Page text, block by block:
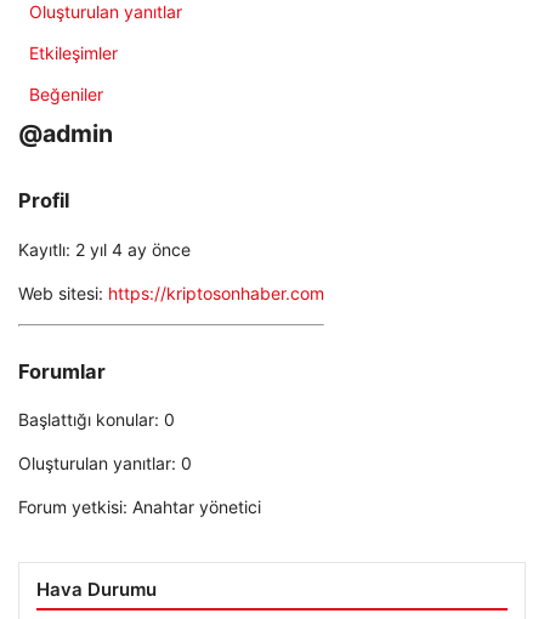
Oluşturulan yanıtlar
Etkileşimler
Beğeniler
@admin
Profil
Kayıtlı: 2 yıl 4 ay önce
Web sitesi: https://kriptosonhaber.com
Forumlar
Başlattığı konular: 0
Oluşturulan yanıtlar: 0
Forum yetkisi: Anahtar yönetici
Hava Durumu